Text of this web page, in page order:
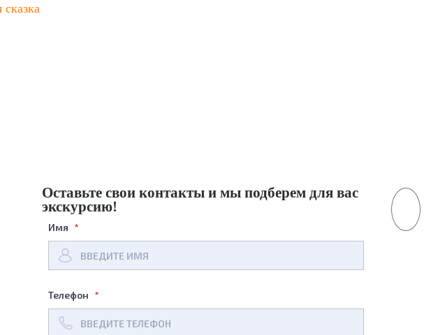
Оставьте свои контакты и мы подберем для вас
экскурсию!
Имя
Телефон